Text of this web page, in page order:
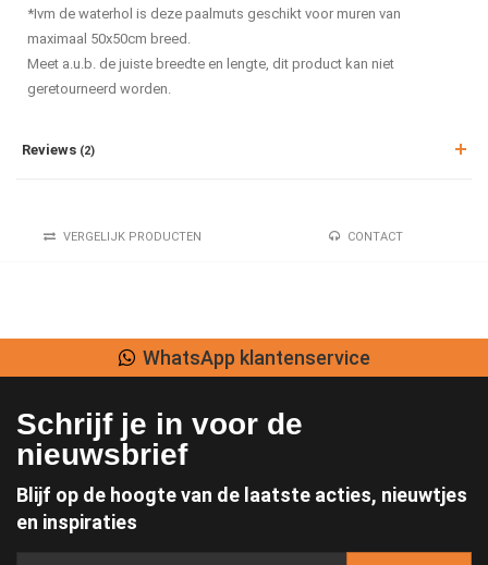
*Ivm de waterhol is deze paalmuts geschikt voor muren van
maximaal 50x50cm breed.
Meet a.u.b. de juiste breedte en lengte, dit product kan niet
geretourneerd worden.
Reviews (2)
VERGELIJK PRODUCTEN CONTACT
WhatsApp klantenservice
Schrijf je in voor de
nieuwsbrief
Blijf op de hoogte van de laatste acties, nieuwtjes
en inspiraties